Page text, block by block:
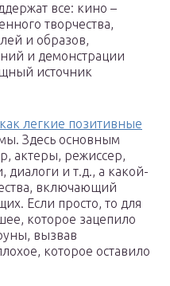
все: кино –
творчества,
и образов,
и демонстрации
источник
легкие позитивные
Здесь основным
актеры, режиссер,
диалоги и т.д., а какой-
включающий
Если просто, то для
которое зацепило
вызвав
которое оставило